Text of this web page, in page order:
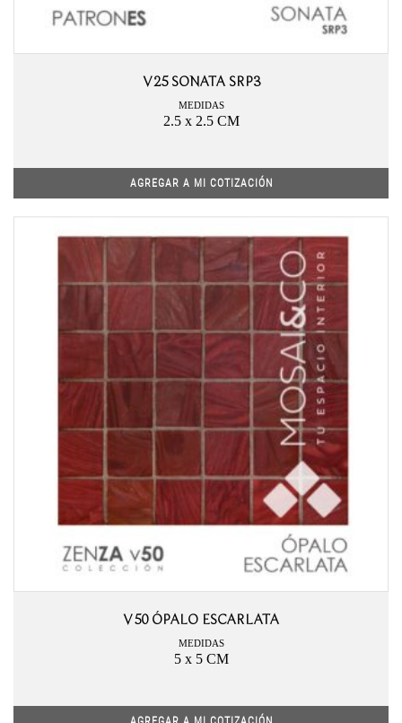
V25 SONATA SRP3
MEDIDAS
2.5 x 2.5 CM
AGREGAR A MI COTIZACIÓN
V50 ÓPALO ESCARLATA
MEDIDAS
5 x 5 CM